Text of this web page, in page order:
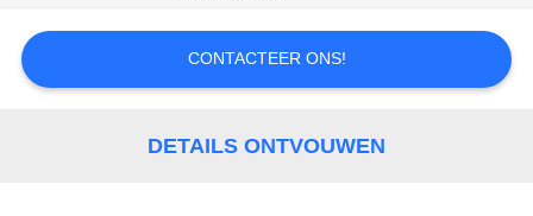
SITEMAP
CONTACTEER ONS!
DETAILS ONTVOUWEN